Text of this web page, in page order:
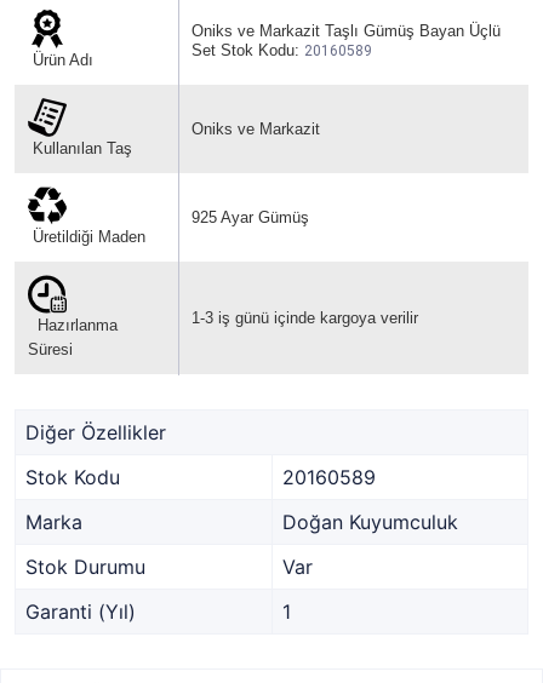
Ürün Adı
Oniks ve Markazit Taşlı Gümüş Bayan Üçlü
Set Stok Kodu: 20160589
Kullanılan Taş
Oniks ve Markazit
Üretildiği Maden
925 Ayar Gümüş
Hazırlanma
Süresi
1-3 iş günü içinde kargoya verilir
Diğer Özellikler
Stok Kodu
20160589
Marka
Doğan Kuyumculuk
Stok Durumu
Var
Garanti (Yıl)
1